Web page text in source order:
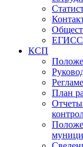
КСП
План